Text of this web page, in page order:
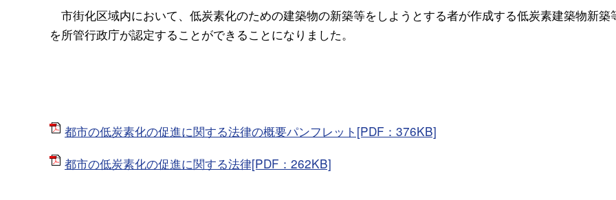
市街化区域内において、低炭素化のための建築物の新築等をしようとする者が作成する低炭素建築物新築
を所管行政庁が認定することができることになりました。
都市の低炭素化の促進に関する法律の概要パンフレット[PDF：376KB]
都市の低炭素化の促進に関する法律[PDF：262KB]